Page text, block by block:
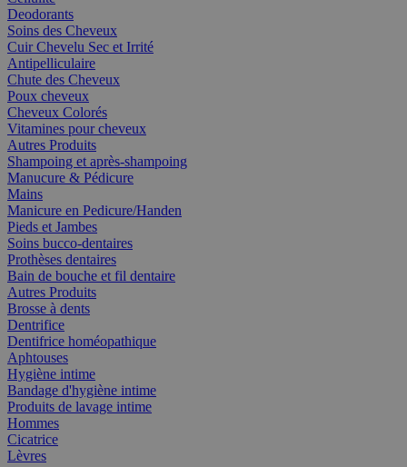
Deodorants
Soins des Cheveux
Cuir Chevelu Sec et Irrité
Antipelliculaire
Chute des Cheveux
Poux cheveux
Cheveux Colorés
Vitamines pour cheveux
Autres Produits
Shampoing et après-shampoing
Manucure & Pédicure
Mains
Manicure en Pedicure/Handen
Pieds et Jambes
Soins bucco-dentaires
Prothèses dentaires
Bain de bouche et fil dentaire
Autres Produits
Brosse à dents
Dentrifice
Dentifrice homéopathique
Aphtouses
Hygiène intime
Bandage d'hygiène intime
Produits de lavage intime
Hommes
Cicatrice
Lèvres